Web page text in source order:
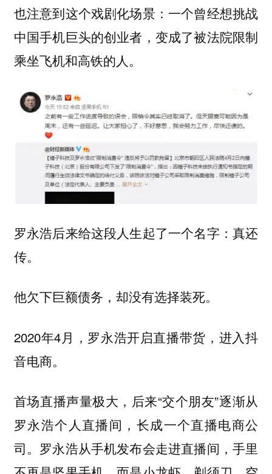
也注意到这个戏剧化场景：一个曾经想挑战
中国手机巨头的创业者，变成了被法院限制
乘坐飞机和高铁的人。
罗永浩后来给这段人生起了一个名字： 真还
传。
他欠下巨额债务，却没有选择装死。
2020年4月，罗永浩开启直播带货，进入抖
音电商。
首场直播声量极大，后来“交个朋友”逐渐从
罗永浩个人直播间，长成一个直播电商公
司。罗永浩从手机发布会走进直播间，手里